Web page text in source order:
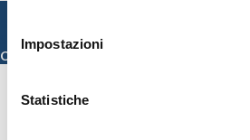
Impostazioni
Statistiche
Specializzazione)
Credits